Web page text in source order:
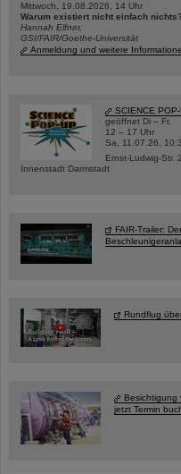
Mittwoch, 19.08.2026, 14 Uhr
Warum existiert nicht einfach
Hannah Elfner,
GSI/FAIR/Goethe-Universität
Anmeldung und weitere
SCIENCE POP-
geöffnet Di – Fr,
12 – 17 Uhr
Sa, 11.07.26,
Ernst-Ludwig-Str.
Innenstadt Darmstadt
FAIR-Trailer:
Rundflug
Besichtigung
jetzt Termin